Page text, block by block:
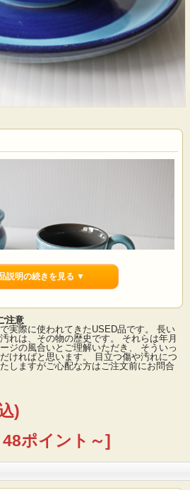
プ＆ソーサーです。丸みのあるぷっくりとした
ブルーの釉薬が美しいシリーズです。内側は、
おり、落ち着いた色合いがアクセントとなって
、ソーサーΦ13cm
よいヴィンテージコンディションです。
説明の続きを見る ▼
注意
実際に使われてきたUSED品です。 長い
れは、その物の歴史です。 それらは年月
ジの風合いとご理解いただき、 そういっ
ければと思います。 目立つ傷や汚れにつ
しますがご心配な方はご注文前にお問合
)
ポイント～]